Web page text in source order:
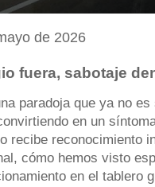
de 2026
fuera, sabotaje
paradoja que ya no
en un
recibe reconocimiento
cómo hemos visto
en el tablero